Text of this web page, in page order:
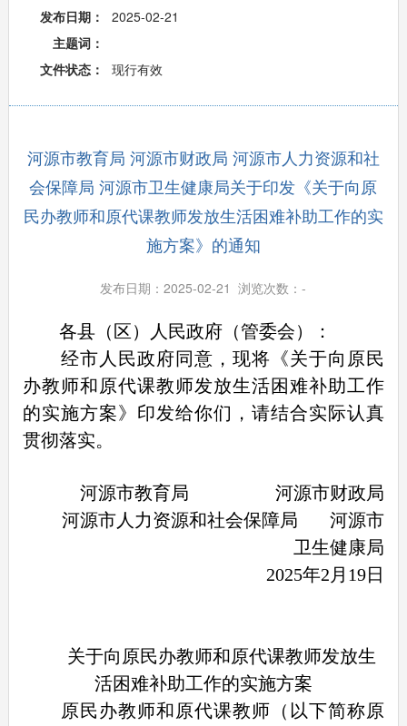
发布日期：
2025-02-21
主题词：
文件状态：
现行有效
河源市教育局 河源市财政局 河源市人力资源和社
会保障局 河源市卫生健康局关于印发《关于向原
民办教师和原代课教师发放生活困难补助工作的实
施方案》的通知
发布日期：2025-02-21 浏览次数：-
各县（区）人民政府（管委会）：
经市人民政府同意，现将《关于向原民
办教师和原代课教师发放生活困难补助工作
的实施方案》印发给你们，请结合实际认真
贯彻落实。
河源市教育局 河源市财政局
河源市人力资源和社会保障局 河源市
卫生健康局
2025年2月19日
关于向原民办教师和原代课教师发放生
活困难补助工作的实施方案
原民办教师和原代课教师（以下简称原